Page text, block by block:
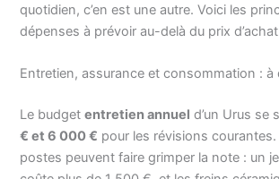
quotidien, c’en est une autre. Voici les
dépenses à prévoir au-delà du prix
Entretien, assurance et consommation : à
Le budgetentretien annuel d’un Urus se
€ et 6 000 € pour les révisions
postes peuvent faire grimper la note : un